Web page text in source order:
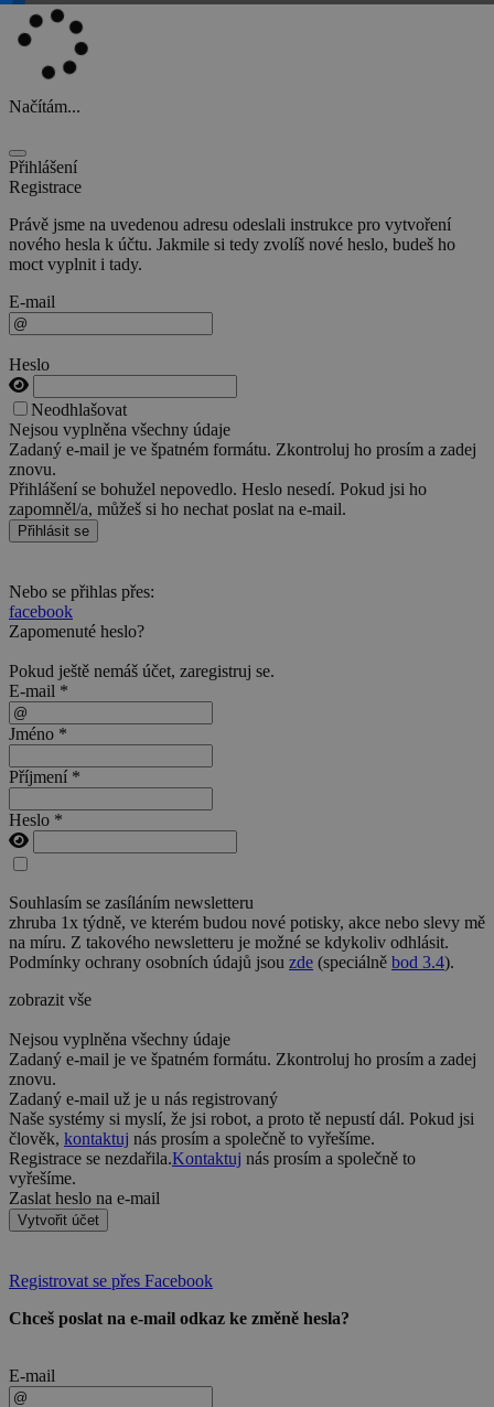
Načítám...
Přihlášení
Registrace
Právě jsme na uvedenou adresu odeslali instrukce pro vytvoření
nového hesla k účtu. Jakmile si tedy zvolíš nové heslo, budeš ho
moct vyplnit i tady.
E-mail
Heslo
Neodhlašovat
Nejsou vyplněna všechny údaje
Zadaný e-mail je ve špatném formátu. Zkontroluj ho prosím a zadej
znovu.
Přihlášení se bohužel nepovedlo. Heslo nesedí. Pokud jsi ho
zapomněl/a, můžeš si ho nechat poslat na e-mail.
Přihlásit se
Nebo se přihlas přes:
facebook
Zapomenuté heslo?
Pokud ještě nemáš účet, zaregistruj se.
E-mail *
Jméno *
Příjmení *
Heslo *
Souhlasím se zasíláním newsletteru
zhruba 1x týdně, ve kterém budou nové potisky, akce nebo slevy mě
na míru. Z takového newsletteru je možné se kdykoliv odhlásit.
Podmínky ochrany osobních údajů jsou zde (speciálně bod 3.4).
zobrazit vše
Nejsou vyplněna všechny údaje
Zadaný e-mail je ve špatném formátu. Zkontroluj ho prosím a zadej
znovu.
Zadaný e-mail už je u nás registrovaný
Naše systémy si myslí, že jsi robot, a proto tě nepustí dál. Pokud jsi
člověk, kontaktuj nás prosím a společně to vyřešíme.
Registrace se nezdařila.Kontaktuj nás prosím a společně to
vyřešíme.
Zaslat heslo na e-mail
Vytvořit účet
Registrovat se přes Facebook
Chceš poslat na e-mail odkaz ke změně hesla?
E-mail